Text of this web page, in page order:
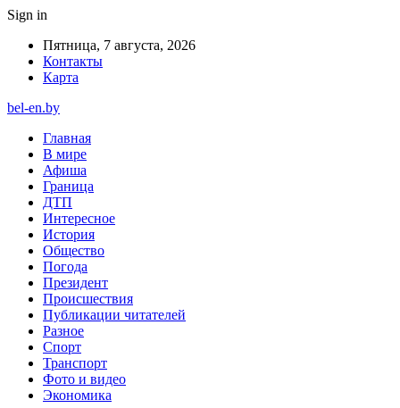
Sign in
Пятница, 7 августа, 2026
Контакты
Карта
bel-en.by
Главная
В мире
Афиша
Граница
ДТП
Интересное
История
Общество
Погода
Президент
Происшествия
Публикации читателей
Разное
Спорт
Транспорт
Фото и видео
Экономика